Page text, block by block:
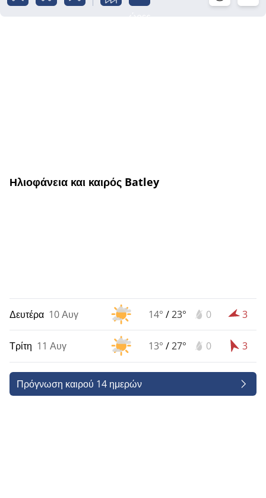
Ηλιοφάνεια και καιρός Batley
Δευτέρα 10 Αυγ 14° /23° 0 3
Τρίτη 11 Αυγ 13° /27° 0 3
Πρόγνωση καιρού 14 ημερών